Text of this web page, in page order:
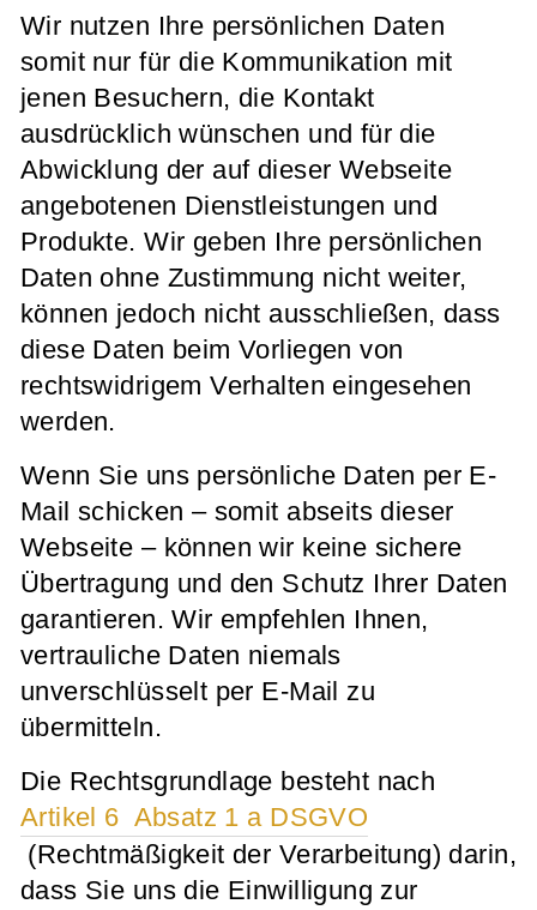
Wir nutzen Ihre persönlichen Daten
somit nur für die Kommunikation mit
jenen Besuchern, die Kontakt
ausdrücklich wünschen und für die
Abwicklung der auf dieser Webseite
angebotenen Dienstleistungen und
Produkte. Wir geben Ihre persönlichen
Daten ohne Zustimmung nicht weiter,
können jedoch nicht ausschließen, dass
diese Daten beim Vorliegen von
rechtswidrigem Verhalten eingesehen
werden.
Wenn Sie uns persönliche Daten per E-
Mail schicken – somit abseits dieser
Webseite – können wir keine sichere
Übertragung und den Schutz Ihrer Daten
garantieren. Wir empfehlen Ihnen,
vertrauliche Daten niemals
unverschlüsselt per E-Mail zu
übermitteln.
Die Rechtsgrundlage besteht nach
Artikel 6 Absatz 1 a DSGVO
(Rechtmäßigkeit der Verarbeitung) darin,
dass Sie uns die Einwilligung zur